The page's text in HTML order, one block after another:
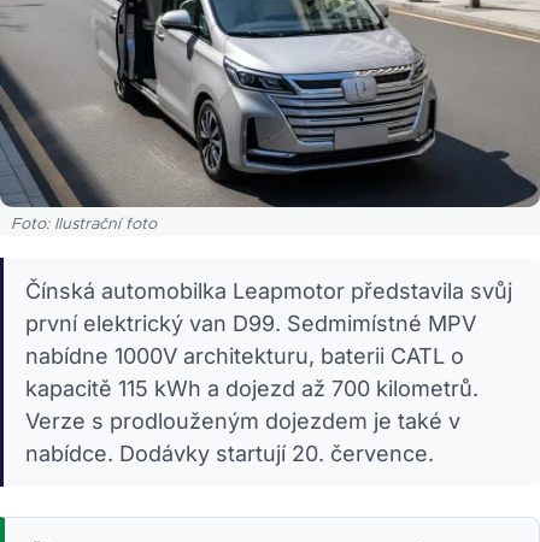
Foto: Ilustrační foto
Čínská automobilka Leapmotor představila svůj
první elektrický van D99. Sedmimístné MPV
nabídne 1000V architekturu, baterii CATL o
kapacitě 115 kWh a dojezd až 700 kilometrů.
Verze s prodlouženým dojezdem je také v
nabídce. Dodávky startují 20. července.